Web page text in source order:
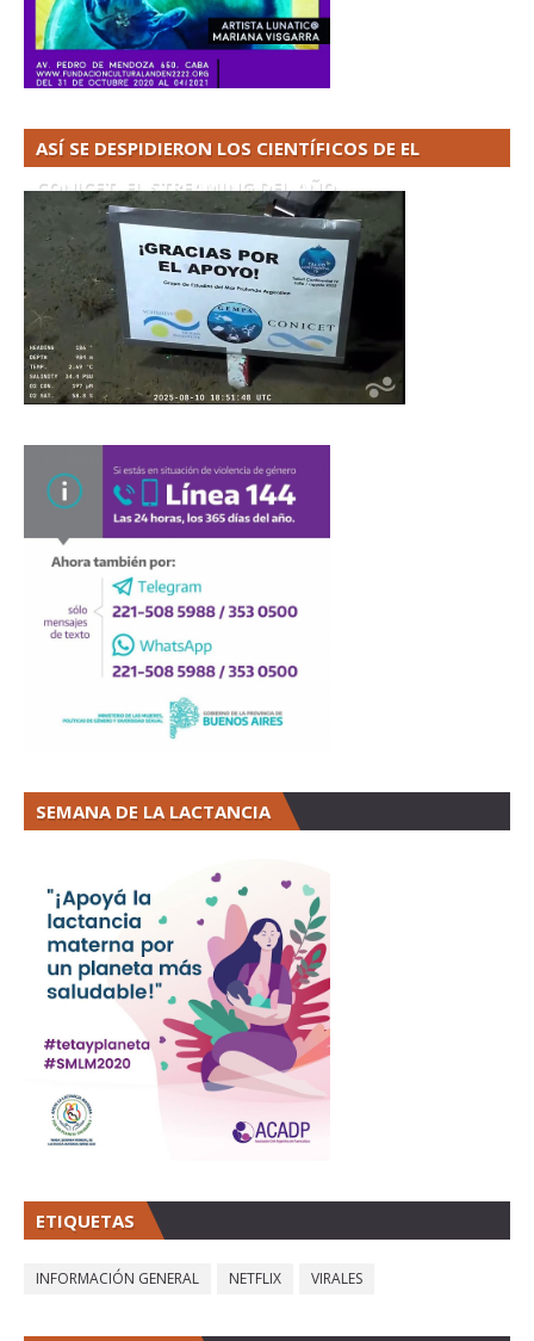
ASÍ SE DESPIDIERON LOS CIENTÍFICOS DE EL
CONICET. EL STREAMING DEL AÑO
SEMANA DE LA LACTANCIA
ETIQUETAS
INFORMACIÓN GENERAL NETFLIX VIRALES